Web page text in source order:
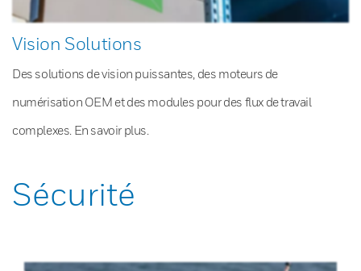
Vision Solutions
Des solutions de vision puissantes, des moteurs de
numérisation OEM et des modules pour des flux de travail
complexes. En savoir plus.
Sécurité